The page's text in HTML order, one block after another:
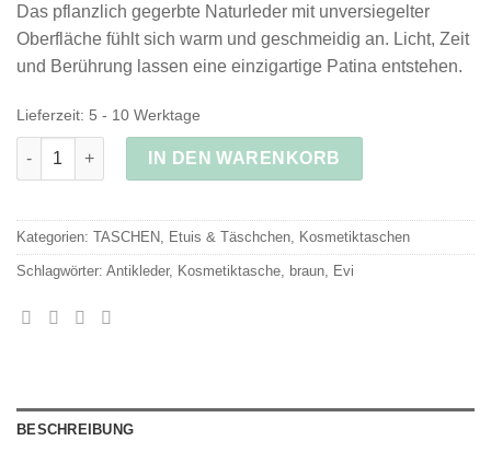
Das pflanzlich gegerbte Naturleder mit unversiegelter
Oberfläche fühlt sich warm und geschmeidig an. Licht, Zeit
und Berührung lassen eine einzigartige Patina entstehen.
Lieferzeit: 5 - 10 Werktage
Kosmetiktasche EVI braun Menge
IN DEN WARENKORB
Kategorien: TASCHEN, Etuis & Täschchen, Kosmetiktaschen
Schlagwörter: Antikleder, Kosmetiktasche, braun, Evi
BESCHREIBUNG